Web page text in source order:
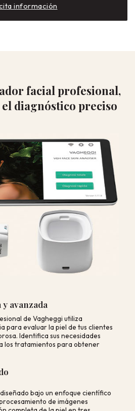
información
facial profesional,
diagnóstico preciso
avanzada
de Vagheggi utiliza
para evaluar la piel de tus clientes
Identifica sus necesidades
los tratamientos para obtener
bajo un enfoque científico
de imágenes